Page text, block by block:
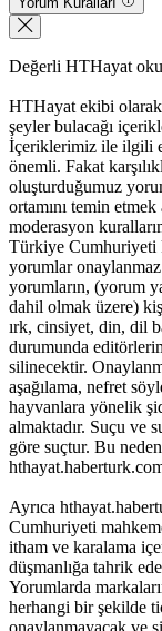
Değerli HTHayat
HTHayat ekibi olarak
şeyler bulacağı
İçeriklerimiz ile ilgili
önemli. Fakat
oluşturduğumuz
ortamını temin
moderasyon
Türkiye Cumhuriyeti
yorumlar onaylanmaz
yorumların, (yorum
dahil olmak üzere)
ırk, cinsiyet, din, dil
durumunda
silinecektir.
aşağılama, nefret
hayvanlara yönelik
almaktadır. Suçu ve
göre suçtur. Bu
Ayrıca
Cumhuriyeti
itham ve karalama
düşmanlığa tahrik
Yorumlarda
herhangi bir şekilde
onaylanmayacak ve